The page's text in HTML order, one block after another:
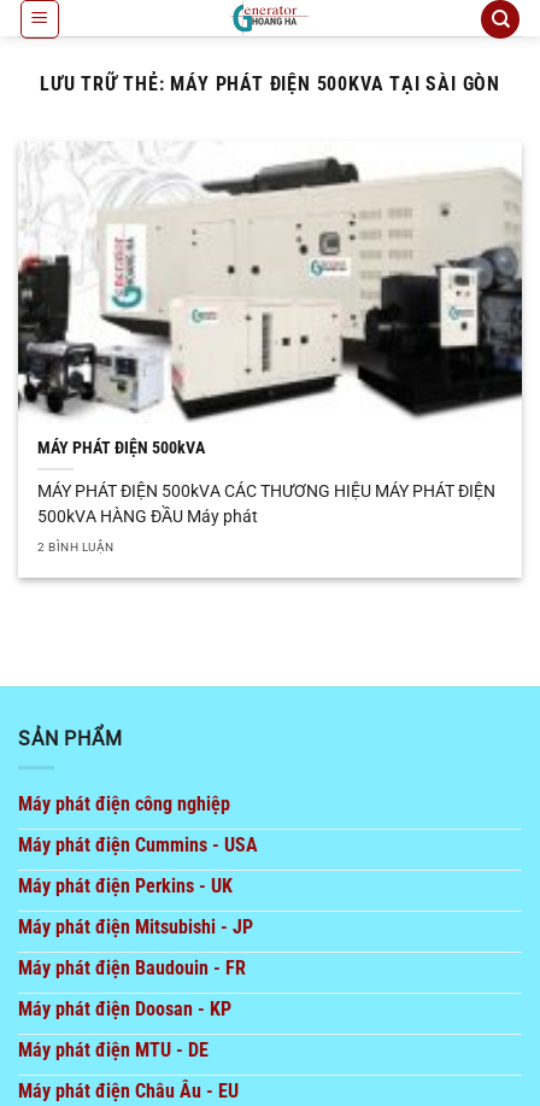
qua
LƯU TRỮ THẺ: MÁY PHÁT ĐIỆN 500KVA TẠI SÀI GÒN
MÁY PHÁT ĐIỆN 500kVA
MÁY PHÁT ĐIỆN 500kVA CÁC THƯƠNG HIỆU MÁY PHÁT ĐIỆN
500kVA HÀNG ĐẦU Máy phát
2 BÌNH LUẬN
SẢN PHẨM
Máy phát điện công nghiệp
Máy phát điện Cummins - USA
Máy phát điện Perkins - UK
Máy phát điện Mitsubishi - JP
Máy phát điện Baudouin - FR
Máy phát điện Doosan - KP
Máy phát điện MTU - DE
Máy phát điện Châu Âu - EU